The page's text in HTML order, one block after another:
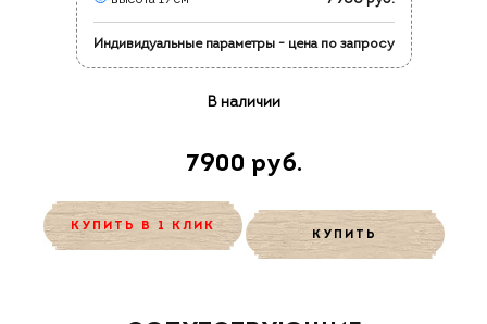
Индивидуальные параметры - цена по запросу
В наличии
7900 руб.
КУПИТЬ В 1 КЛИК
КУПИТЬ